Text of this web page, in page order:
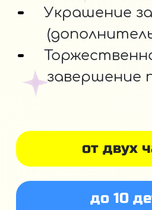
от двух
до 10
Украшение
завершение